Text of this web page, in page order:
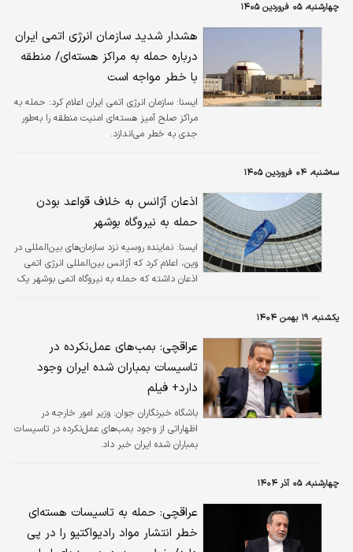
چهارشنبه، ۰۵ فروردین ۱۴۰۵
هشدار شدید سازمان انرژی اتمی ایران
درباره حمله به مراکز هسته‌ای/ منطقه
با خطر مواجه است
ايسنا: سازمان انرژی اتمی ایران اعلام کرد: حمله به
مراکز صلح آمیز هسته‌ای امنیت⁩ منطقه را به‌طور
جدی به خطر می‌اندازد.
سه‌شنبه، ۰۴ فروردین ۱۴۰۵
اذعان آژانس به خلاف قواعد بودن
حمله به نیروگاه بوشهر
ايسنا: نماینده روسیه نزد سازمان‌های بین‌المللی در
وین، اعلام کرد که آژانس بین‌المللی انرژی اتمی
اذعان داشته که حمله به نیروگاه اتمی بوشهر یک
یکشنبه، ۱۹ بهمن ۱۴۰۴
عراقچی: بمب‌های عمل‌نکرده در
تاسیسات بمباران شده ایران وجود
دارد+ فیلم
باشگاه خبرنگاران جوان: وزیر امور خارجه در
اظهاراتی از وجود بمب‌های عمل‌نکرده در تاسیسات
بمباران شده ایران خبر داد.
چهارشنبه، ۰۵ آذر ۱۴۰۴
عراقچی: حمله به تاسیسات هسته‌ای
خطر انتشار مواد رادیواکتیو را در پی